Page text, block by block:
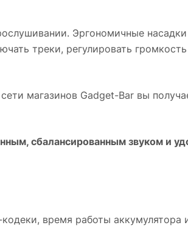
Эргономичные
треки, регулировать
магазинов Gadget-Bar вы
сбалансированным звуком и
время работы аккумулятора